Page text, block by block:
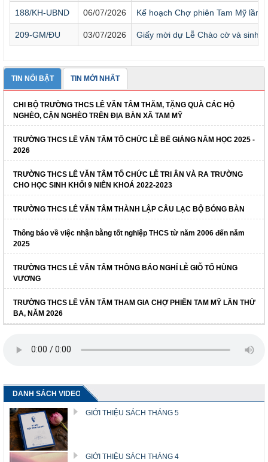
188/KH-UBND 06/07/2026 Kế hoạch Chợ phiên Tam Mỹ lần 4
209-GM/ĐU 03/07/2026 Giấy mời dự Lễ Chào cờ và sinh
TIN NỔI BẬT TIN MỚI NHẤT
CHI BỘ TRƯỜNG THCS LÊ VĂN TÂM THĂM, TẶNG QUÀ CÁC HỘ
NGHÈO, CẬN NGHÈO TRÊN ĐỊA BÀN XÃ TAM MỸ
TRƯỜNG THCS LÊ VĂN TÂM TỔ CHỨC LỄ BẾ GIẢNG NĂM HỌC 2025 -
2026
TRƯỜNG THCS LÊ VĂN TÂM TỔ CHỨC LỄ TRI ÂN VÀ RA TRƯỜNG
CHO HỌC SINH KHỐI 9 NIÊN KHOÁ 2022-2023
TRƯỜNG THCS LÊ VĂN TÂM THÀNH LẬP CÂU LẠC BỘ BÓNG BÀN
Thông báo về việc nhận bằng tốt nghiệp THCS từ năm 2006 đến năm
2025
TRƯỜNG THCS LÊ VĂN TÂM THÔNG BÁO NGHỈ LỄ GIỖ TỔ HÙNG
VƯƠNG
TRƯỜNG THCS LÊ VĂN TÂM THAM GIA CHỢ PHIÊN TAM MỸ LẦN THỨ
BA, NĂM 2026
DANH SÁCH VIDEO
GIỚI THIỆU SÁCH THÁNG 5
GIỚI THIỆU SÁCH THÁNG 4